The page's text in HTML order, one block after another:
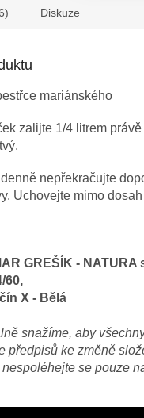
Diskuze
mariánského
zalijte 1/4 litrem
nepřekračujte
Uchovejte mimo
GREŠÍK - NATURA
- Bělá
snažíme, aby
předpisů ke změně
se pouze